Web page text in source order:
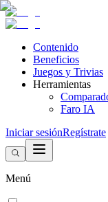
Contenido
Beneficios
Juegos y Trivias
Herramientas
Faro IA
Iniciar sesiónRegístrate
Menú